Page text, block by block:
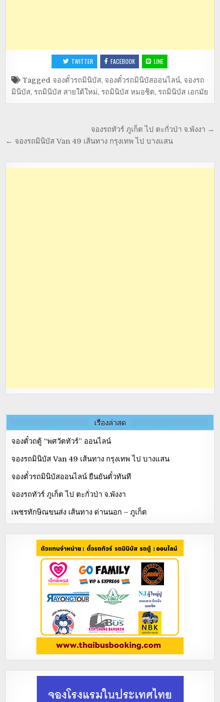
TWITTER FACEBOOK LINE
Tagged จองตั๋วรถมินิบัส, จองตั๋วรถมินิบัสออนไลน์, จองรถ
มินิบัส, รถมินิบัส สายใต้ใหม่, รถมินิบัส หมอชิต, รถมินิบัส เอกมัย
จองรถทัวร์ ภูเก็ต ไป ตะกั่วป่า จ.พังงา →
← จองรถมินิบัส Van 49 เส้นทาง กรุงเทพ ไป บางแสน
เรื่องล่าสุด
จองตั๋วถตู้ “พศวัตทัวร์” ออนไลน์
จองรถมินิบัส Van 49 เส้นทาง กรุงเทพ ไป บางแสน
จองตั๋วรถมินิบัสออนไลน์ ยืนยันตั๋วทันที
จองรถทัวร์ ภูเก็ต ไป ตะกั่วป่า จ.พังงา
เพชรทักษิณขนส่ง เส้นทาง ด่านนอก – ภูเก็ต